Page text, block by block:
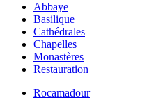
Abbaye
Basilique
Cathédrales
Chapelles
Monastères
Restauration
Rocamadour